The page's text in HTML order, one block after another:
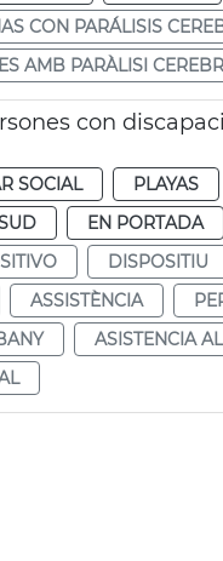
CON PARÁLISIS
AMB PARÀLISI
con
SOCIAL PLAYAS
EN PORTADA
DISPOSITIU
ASSISTÈNCIA
ASISTENCIA